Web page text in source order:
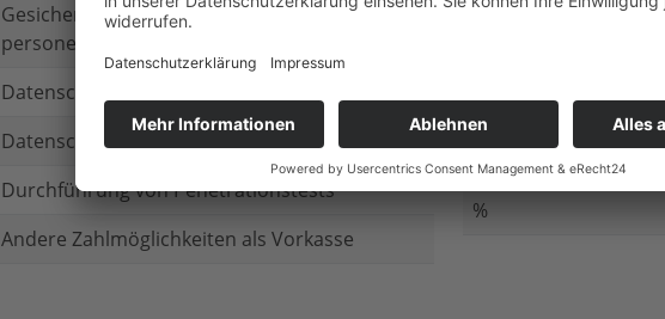
Gesicherte Verbindung bei
personenbezogenen Daten
Datenschutzerklärung
Datenschutzerklärung im Internet
Durchführung von Penetrationstests
Andere Zahlmöglichkeiten als Vorkasse
nicht beantwortet
nicht beantwortet
nicht beantwortet
%